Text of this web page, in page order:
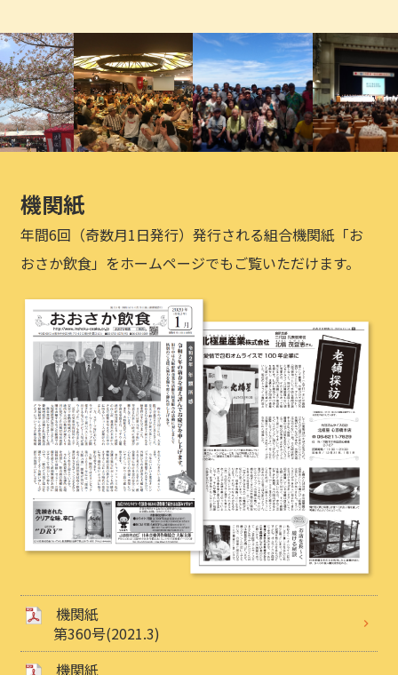
機関紙
年間6回（奇数月1日発行）発行される組合機関紙「お
おさか飲食」をホームページでもご覧いただけます。
機関紙
第360号(2021.3)
機関紙